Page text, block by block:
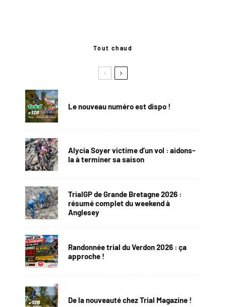
Tout chaud
Le nouveau numéro est dispo !
Alycia Soyer victime d’un vol : aidons-
la à terminer sa saison
TrialGP de Grande Bretagne 2026 :
résumé complet du weekend à
Anglesey
Randonnée trial du Verdon 2026 : ça
approche !
De la nouveauté chez Trial Magazine !